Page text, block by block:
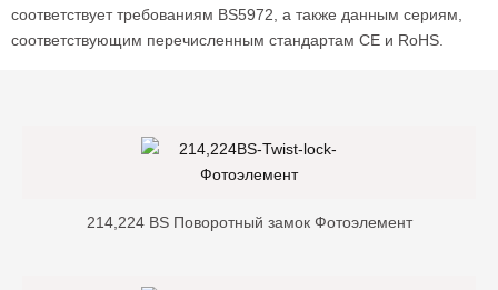
соответствует требованиям BS5972, а также данным сериям,
соответствующим перечисленным стандартам CE и RoHS.
214,224 BS Поворотный замок Фотоэлемент